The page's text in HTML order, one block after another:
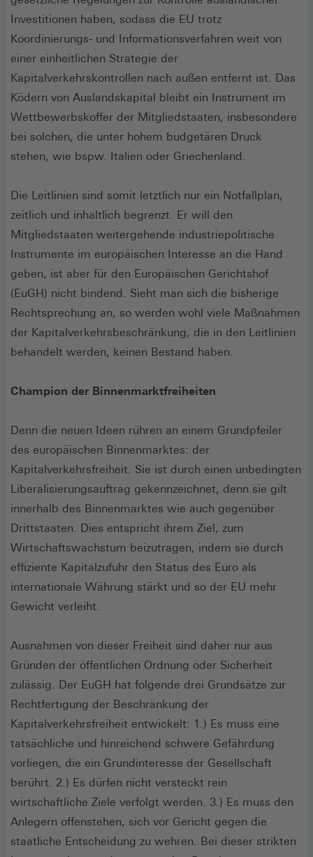
Investitionen haben, sodass die EU trotz
Koordinierungs- und Informationsverfahren weit von
einer einheitlichen Strategie der
Kapitalverkehrskontrollen nach außen entfernt ist. Das
Ködern von Auslandskapital bleibt ein Instrument im
Wettbewerbskoffer der Mitgliedstaaten, insbesondere
bei solchen, die unter hohem budgetären Druck
stehen, wie bspw. Italien oder Griechenland.
Die Leitlinien sind somit letztlich nur ein Notfallplan,
zeitlich und inhaltlich begrenzt. Er will den
Mitgliedstaaten weitergehende industriepolitische
Instrumente im europäischen Interesse an die Hand
geben, ist aber für den Europäischen Gerichtshof
(EuGH) nicht bindend. Sieht man sich die bisherige
Rechtsprechung an, so werden wohl viele Maßnahmen
der Kapitalverkehrsbeschränkung, die in den Leitlinien
behandelt werden, keinen Bestand haben.
Champion der Binnenmarktfreiheiten
Denn die neuen Ideen rühren an einem Grundpfeiler
des europäischen Binnenmarktes: der
Kapitalverkehrsfreiheit. Sie ist durch einen unbedingten
Liberalisierungsauftrag gekennzeichnet, denn sie gilt
innerhalb des Binnenmarktes wie auch gegenüber
Drittstaaten. Dies entspricht ihrem Ziel, zum
Wirtschaftswachstum beizutragen, indem sie durch
effiziente Kapitalzufuhr den Status des Euro als
internationale Währung stärkt und so der EU mehr
Gewicht verleiht.
Ausnahmen von dieser Freiheit sind daher nur aus
Gründen der öffentlichen Ordnung oder Sicherheit
zulässig. Der EuGH hat folgende drei Grundsätze zur
Rechtfertigung der Beschränkung der
Kapitalverkehrsfreiheit entwickelt: 1.) Es muss eine
tatsächliche und hinreichend schwere Gefährdung
vorliegen, die ein Grundinteresse der Gesellschaft
berührt. 2.) Es dürfen nicht versteckt rein
wirtschaftliche Ziele verfolgt werden. 3.) Es muss den
Anlegern offenstehen, sich vor Gericht gegen die
staatliche Entscheidung zu wehren. Bei dieser strikten